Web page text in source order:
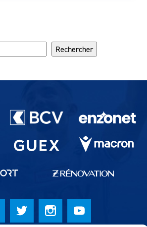
Rechercher
Sport